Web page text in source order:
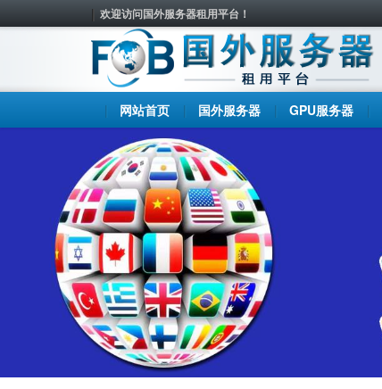
欢迎访问国外服务器租用平台！
网站首页 国外服务器 GPU服务器